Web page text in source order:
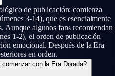
de publicación: comienza
3-14), que es esencialmente
Aunque algunos fans recomiendan
1-2), el orden de publicación
emocional. Después de la Era
en orden.
con la Era Dorada?